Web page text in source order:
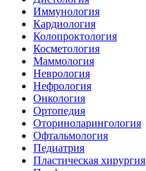
Иммунология
Кардиология
Колопроктология
Косметология
Маммология
Неврология
Нефрология
Онкология
Ортопедия
Оториноларингология
Офтальмология
Педиатрия
Пластическая хирургия